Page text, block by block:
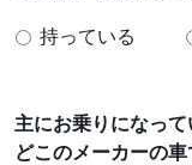
持っている
主にお乗りになっ
どこのメーカーの車